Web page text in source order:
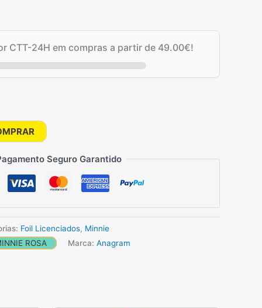
CTT-24H em compras a partir de 49.00€!
Seguro Garantido
Foil Licenciados, Minnie
ROSA Marca: Anagram